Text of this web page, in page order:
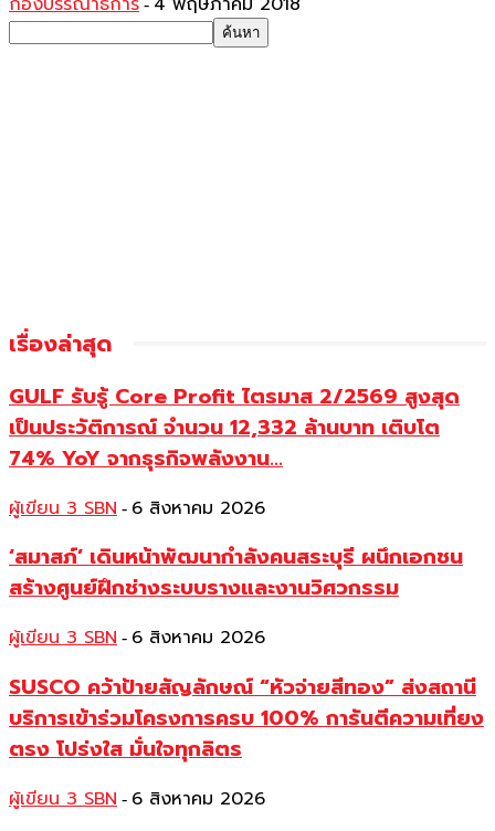
-
เรื่องล่าสุด
GULF รับรู้ Core Profit ไตรมาส 2/2569 สูงสุด
เป็นประวัติการณ์ จำนวน 12,332 ล้านบาท เติบโต
74% YoY จากธุรกิจพลังงาน...
ผู้เขียน 3 SBN - 6 สิงหาคม 2026
‘สมาสภ์’ เดินหน้าพัฒนากำลังคนสระบุรี ผนึกเอกชน
สร้างศูนย์ฝึกช่างระบบรางและงานวิศวกรรม
ผู้เขียน 3 SBN - 6 สิงหาคม 2026
SUSCO คว้าป้ายสัญลักษณ์ “หัวจ่ายสีทอง” ส่งสถานี
บริการเข้าร่วมโครงการครบ 100% การันตีความเที่ยง
ตรง โปร่งใส มั่นใจทุกลิตร
ผู้เขียน 3 SBN - 6 สิงหาคม 2026